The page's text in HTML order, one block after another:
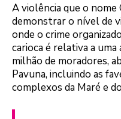
A violência que o nome
demonstrar o nível de
onde o crime
carioca é relativa a
milhão de moradores,
Pavuna, incluindo as
complexos da Maré e